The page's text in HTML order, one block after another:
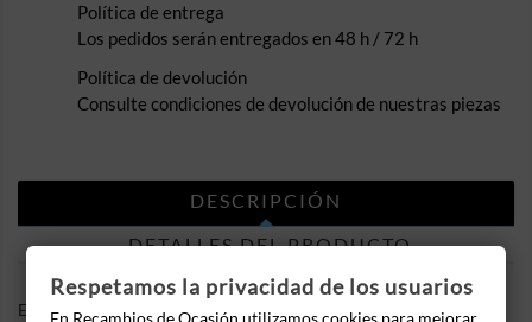
Política de entrega
Los pedidos serán entregados en 48 h / 72 h
Política de devolución
Consulte condiciones de devolución de nuestras piezas
DESCRIPCIÓN
DETALLES DEL PRODUCTO
En Recambios de Ocasion disponemos de Depósito limpia
Respetamos la privacidad de los usuarios
En Recambios de Ocasión utilizamos cookies para mejorar